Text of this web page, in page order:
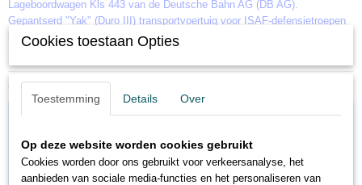
Lageboordwagen Kls 443 van de Deutsche Bahn AG (DB AG).
Gepantserd "Yak" (Duro III) transportvoertuig voor ISAF-defensietroepen
in Afghanistan.
Ook interessant
Cookies toestaan Opties
Toestemming Details Over
Op deze website worden cookies gebruikt
Cookies worden door ons gebruikt voor verkeersanalyse, het
aanbieden van sociale media-functies en het personaliseren van